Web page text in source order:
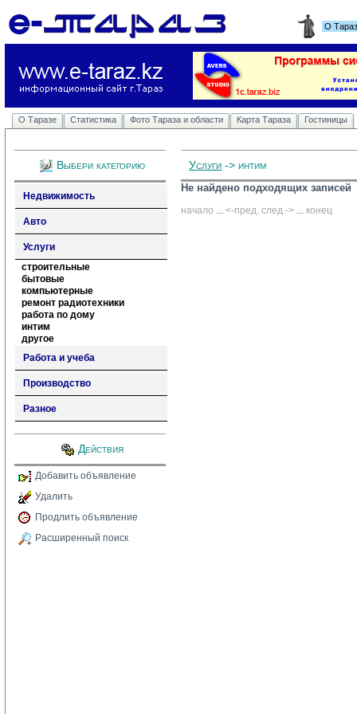
О
О Таразе Статистика Фото Тараза и области Карта Тараза Гостиницы
Выбери категорию
Недвижимость
Авто
Услуги
строительные
бытовые
компьютерные
ремонт радиотехники
работа по дому
интим
другое
Работа и учеба
Производство
Разное
Действия
Добавить объявление
Удалить
Продлить объявление
Расширенный поиск
Услуги -> интим
Не найдено подходящих записей
начало ... <-пред. след.-> ... конец